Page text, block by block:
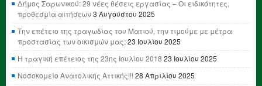
Δήμος Σαρωνικού: 29 νέες θέσεις εργασίας – Οι ειδικότητες,
προθεσμία αιτήσεων3 Αυγούστου 2025
Την επέτειο της τραγωδίας του Ματιού, την τιμούμε με μέτρα
προστασίας των οικισμών μας;23 Ιουλίου 2025
Η τραγική επέτειος της 23ης Ιουλίου 2018 23 Ιουλίου 2025
Νοσοκομείο Ανατολικής Αττικής!!! 28 Απριλίου 2025